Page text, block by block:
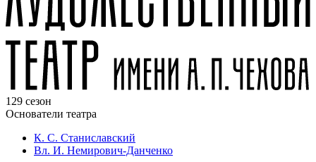
129 сезон
Основатели театра
К. С. Станиславский
Вл. И. Немирович-Данченко